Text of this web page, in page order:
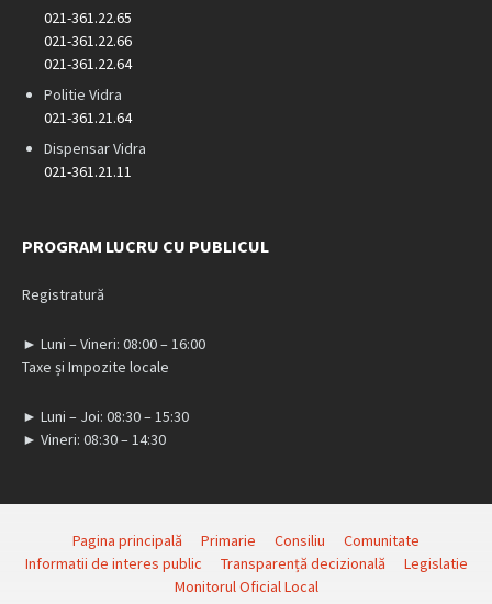
021-361.22.65
021-361.22.66
021-361.22.64
Politie Vidra
021-361.21.64
Dispensar Vidra
021-361.21.11
PROGRAM LUCRU CU PUBLICUL
Registratură
► Luni – Vineri: 08:00 – 16:00
Taxe și Impozite locale
► Luni – Joi: 08:30 – 15:30
► Vineri: 08:30 – 14:30
Pagina principală Primarie Consiliu
Comunitate
Informatii de interes public
Transparență decizională
Legislatie
Monitorul Oficial Local